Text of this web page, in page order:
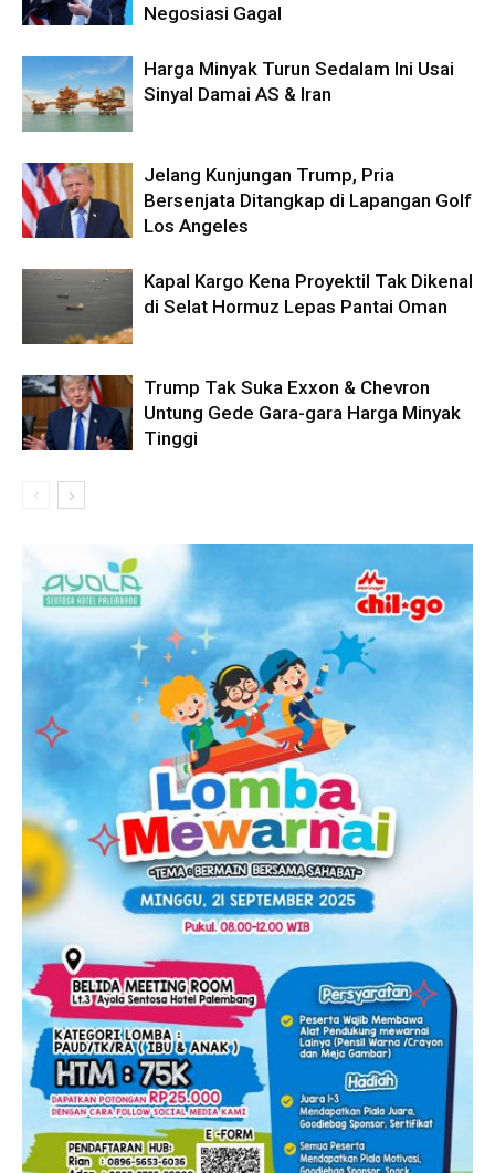
Negosiasi Gagal
Harga Minyak Turun Sedalam Ini Usai
Sinyal Damai AS & Iran
Jelang Kunjungan Trump, Pria
Bersenjata Ditangkap di Lapangan Golf
Los Angeles
Kapal Kargo Kena Proyektil Tak Dikenal
di Selat Hormuz Lepas Pantai Oman
Trump Tak Suka Exxon & Chevron
Untung Gede Gara-gara Harga Minyak
Tinggi